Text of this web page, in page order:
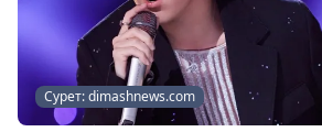
Сурет: dimashnews.com